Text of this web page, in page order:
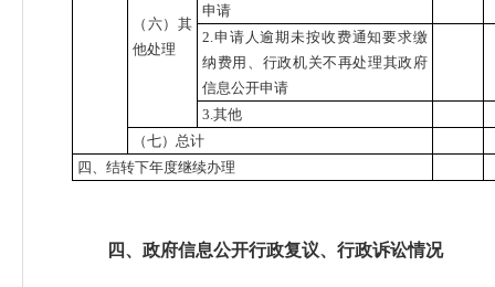
（六）其
他处理
申请
2.申请人逾期未按收费通知要求缴
纳费用、行政机关不再处理其政府
信息公开申请
3.其他
（七）总计
四、结转下年度继续办理
四、政府信息公开行政复议、行政诉讼情况